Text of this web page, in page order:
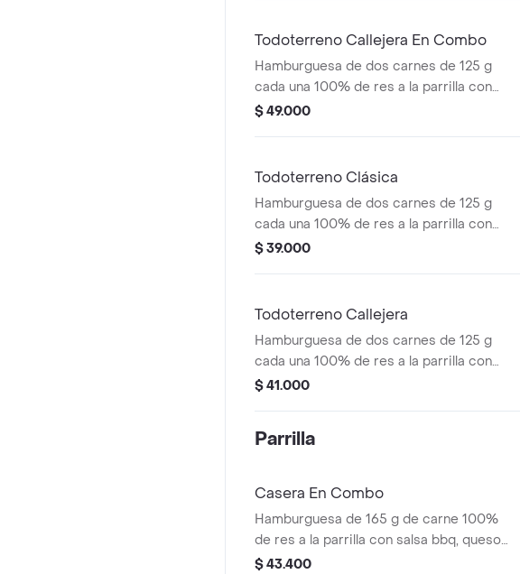
Todoterreno Callejera En Combo
Hamburguesa de dos carnes de 125 g
cada una 100% de res a la parrilla con
salsa bbq, tocineta, queso mozzarella,
$ 49.000
Todoterreno Clásica
Hamburguesa de dos carnes de 125 g
cada una 100% de res a la parrilla con
salsa bbq, queso mozzarella, lechuga,
$ 39.000
Todoterreno Callejera
Hamburguesa de dos carnes de 125 g
cada una 100% de res a la parrilla con
salsa bbq, tocineta, queso mozzarella,
$ 41.000
Parrilla
Casera En Combo
Hamburguesa de 165 g de carne 100%
de res a la parrilla con salsa bbq, queso
americano, cebolla, tomate, lechuga y
$ 43.400